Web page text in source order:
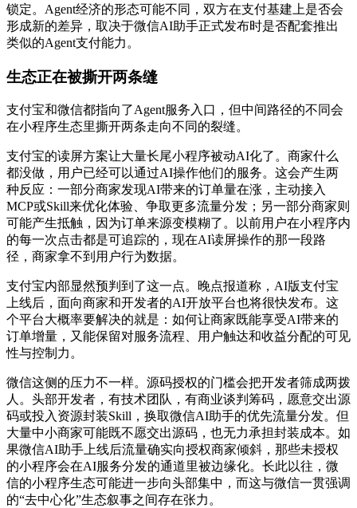
锁定。Agent经济的形态可能不同，双方在支付基建上是否会
形成新的差异，取决于微信AI助手正式发布时是否配套推出
类似的Agent支付能力。
生态正在被撕开两条缝
支付宝和微信都指向了Agent服务入口，但中间路径的不同会
在小程序生态里撕开两条走向不同的裂缝。
支付宝的读屏方案让大量长尾小程序被动AI化了。商家什么
都没做，用户已经可以通过AI操作他们的服务。这会产生两
种反应：一部分商家发现AI带来的订单量在涨，主动接入
MCP或Skill来优化体验、争取更多流量分发；另一部分商家则
可能产生抵触，因为订单来源变模糊了。以前用户在小程序内
的每一次点击都是可追踪的，现在AI读屏操作的那一段路
径，商家拿不到用户行为数据。
支付宝内部显然预判到了这一点。晚点报道称，AI版支付宝
上线后，面向商家和开发者的AI开放平台也将很快发布。这
个平台大概率要解决的就是：如何让商家既能享受AI带来的
订单增量，又能保留对服务流程、用户触达和收益分配的可见
性与控制力。
微信这侧的压力不一样。源码授权的门槛会把开发者筛成两拨
人。头部开发者，有技术团队，有商业谈判筹码，愿意交出源
码或投入资源封装Skill，换取微信AI助手的优先流量分发。但
大量中小商家可能既不愿交出源码，也无力承担封装成本。如
果微信AI助手上线后流量确实向授权商家倾斜，那些未授权
的小程序会在AI服务分发的通道里被边缘化。长此以往，微
信的小程序生态可能进一步向头部集中，而这与微信一贯强调
的“去中心化”生态叙事之间存在张力。